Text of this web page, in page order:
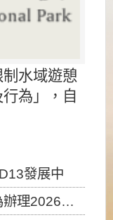
水域遊憩
為」，自
發展中
戒及協調相關事宜，因颱風備案事宜